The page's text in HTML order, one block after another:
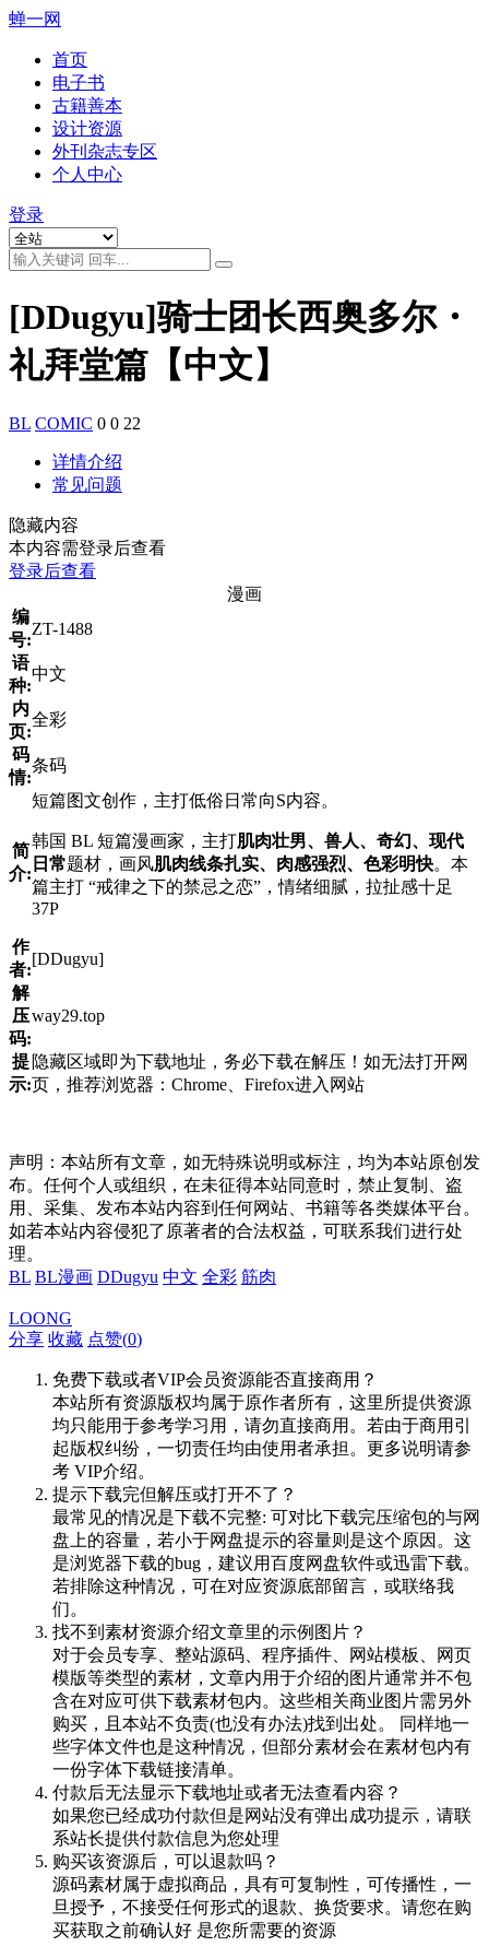
蝉一网
首页
电子书
古籍善本
设计资源
外刊杂志专区
个人中心
登录
[DDugyu]骑士团长西奥多尔・
礼拜堂篇【中文】
BL COMIC 0 0 22
详情介绍
常见问题
隐藏内容
本内容需登录后查看
登录后查看
漫画
编
号:
ZT-1488
语
种:
中文
内
页:
全彩
码
情:
条码
简
介:
短篇图文创作，主打低俗日常向S内容。
韩国 BL 短篇漫画家，主打肌肉壮男、兽人、奇幻、现代
日常题材，画风肌肉线条扎实、肉感强烈、色彩明快。本
篇主打 “戒律之下的禁忌之恋”，情绪细腻，拉扯感十足
37P
作
者:
[DDugyu]
解
压
码:
way29.top
提
示:
隐藏区域即为下载地址，务必下载在解压！如无法打开网
页，推荐浏览器：Chrome、Firefox进入网站
声明：本站所有文章，如无特殊说明或标注，均为本站原创发
布。任何个人或组织，在未征得本站同意时，禁止复制、盗
用、采集、发布本站内容到任何网站、书籍等各类媒体平台。
如若本站内容侵犯了原著者的合法权益，可联系我们进行处
理。
BL BL漫画 DDugyu 中文 全彩 筋肉
LOONG
分享 收藏 点赞(0)
免费下载或者VIP会员资源能否直接商用？
本站所有资源版权均属于原作者所有，这里所提供资源
均只能用于参考学习用，请勿直接商用。若由于商用引
起版权纠纷，一切责任均由使用者承担。更多说明请参
考 VIP介绍。
提示下载完但解压或打开不了？
最常见的情况是下载不完整: 可对比下载完压缩包的与网
盘上的容量，若小于网盘提示的容量则是这个原因。这
是浏览器下载的bug，建议用百度网盘软件或迅雷下载。
若排除这种情况，可在对应资源底部留言，或联络我
们。
找不到素材资源介绍文章里的示例图片？
对于会员专享、整站源码、程序插件、网站模板、网页
模版等类型的素材，文章内用于介绍的图片通常并不包
含在对应可供下载素材包内。这些相关商业图片需另外
购买，且本站不负责(也没有办法)找到出处。 同样地一
些字体文件也是这种情况，但部分素材会在素材包内有
一份字体下载链接清单。
付款后无法显示下载地址或者无法查看内容？
如果您已经成功付款但是网站没有弹出成功提示，请联
系站长提供付款信息为您处理
购买该资源后，可以退款吗？
源码素材属于虚拟商品，具有可复制性，可传播性，一
旦授予，不接受任何形式的退款、换货要求。请您在购
买获取之前确认好 是您所需要的资源